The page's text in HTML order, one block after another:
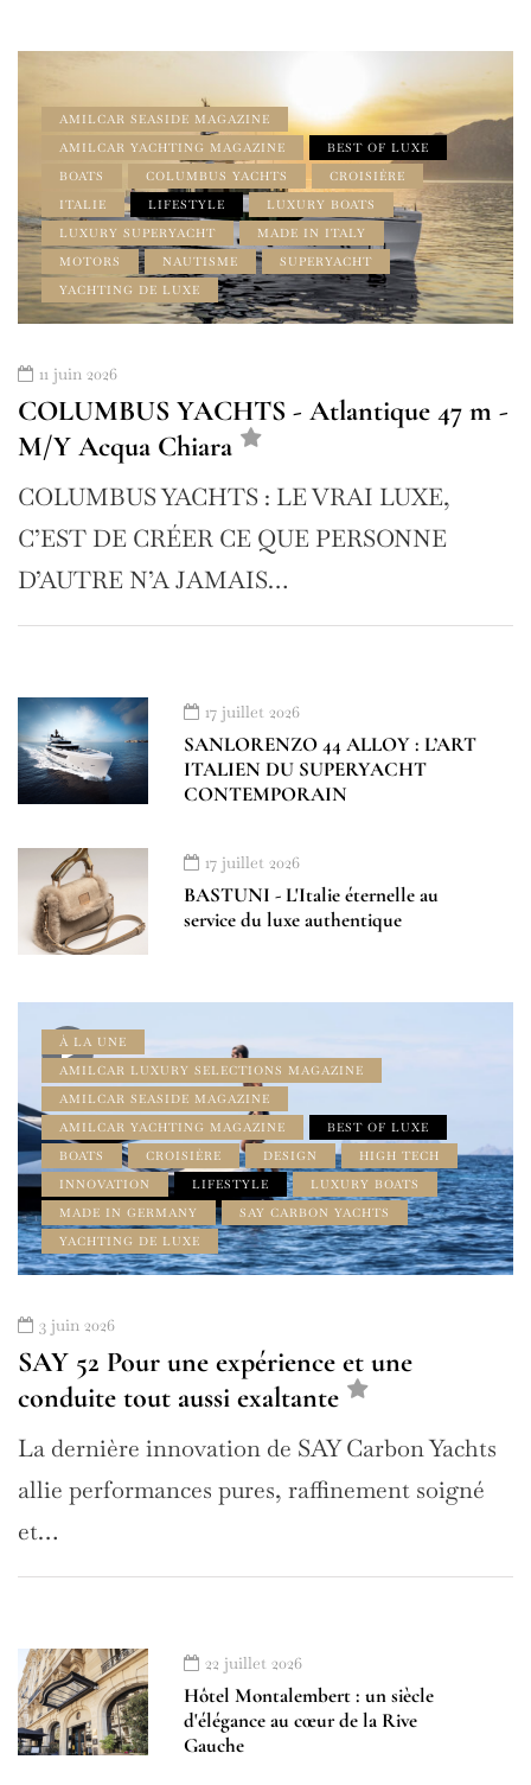
AMILCAR SEASIDE MAGAZINE
AMILCAR YACHTING MAGAZINE
BEST OF LUXE
BOATS
COLUMBUS YACHTS
CROISIÈRE
ITALIE
LIFESTYLE
LUXURY BOATS
LUXURY SUPERYACHT
MADE IN ITALY
MOTORS
NAUTISME
SUPERYACHT
YACHTING DE LUXE
11 juin 2026
COLUMBUS YACHTS - Atlantique 47 m -
M/Y Acqua Chiara
COLUMBUS YACHTS : LE VRAI LUXE,
C’EST DE CRÉER CE QUE PERSONNE
D’AUTRE N’A JAMAIS…
17 juillet 2026
SANLORENZO 44 ALLOY : L’ART
ITALIEN DU SUPERYACHT
CONTEMPORAIN
17 juillet 2026
BASTUNI - L'Italie éternelle au
service du luxe authentique
À LA UNE
AMILCAR LUXURY SELECTIONS MAGAZINE
AMILCAR SEASIDE MAGAZINE
AMILCAR YACHTING MAGAZINE
BEST OF LUXE
BOATS
CROISIÈRE DESIGN
HIGH TECH
INNOVATION
LIFESTYLE
LUXURY BOATS
MADE IN GERMANY
SAY CARBON YACHTS
YACHTING DE LUXE
3 juin 2026
SAY 52 Pour une expérience et une
conduite tout aussi exaltante
La dernière innovation de SAY Carbon Yachts
allie performances pures, raffinement soigné
et…
22 juillet 2026
Hôtel Montalembert : un siècle
d'élégance au cœur de la Rive
Gauche